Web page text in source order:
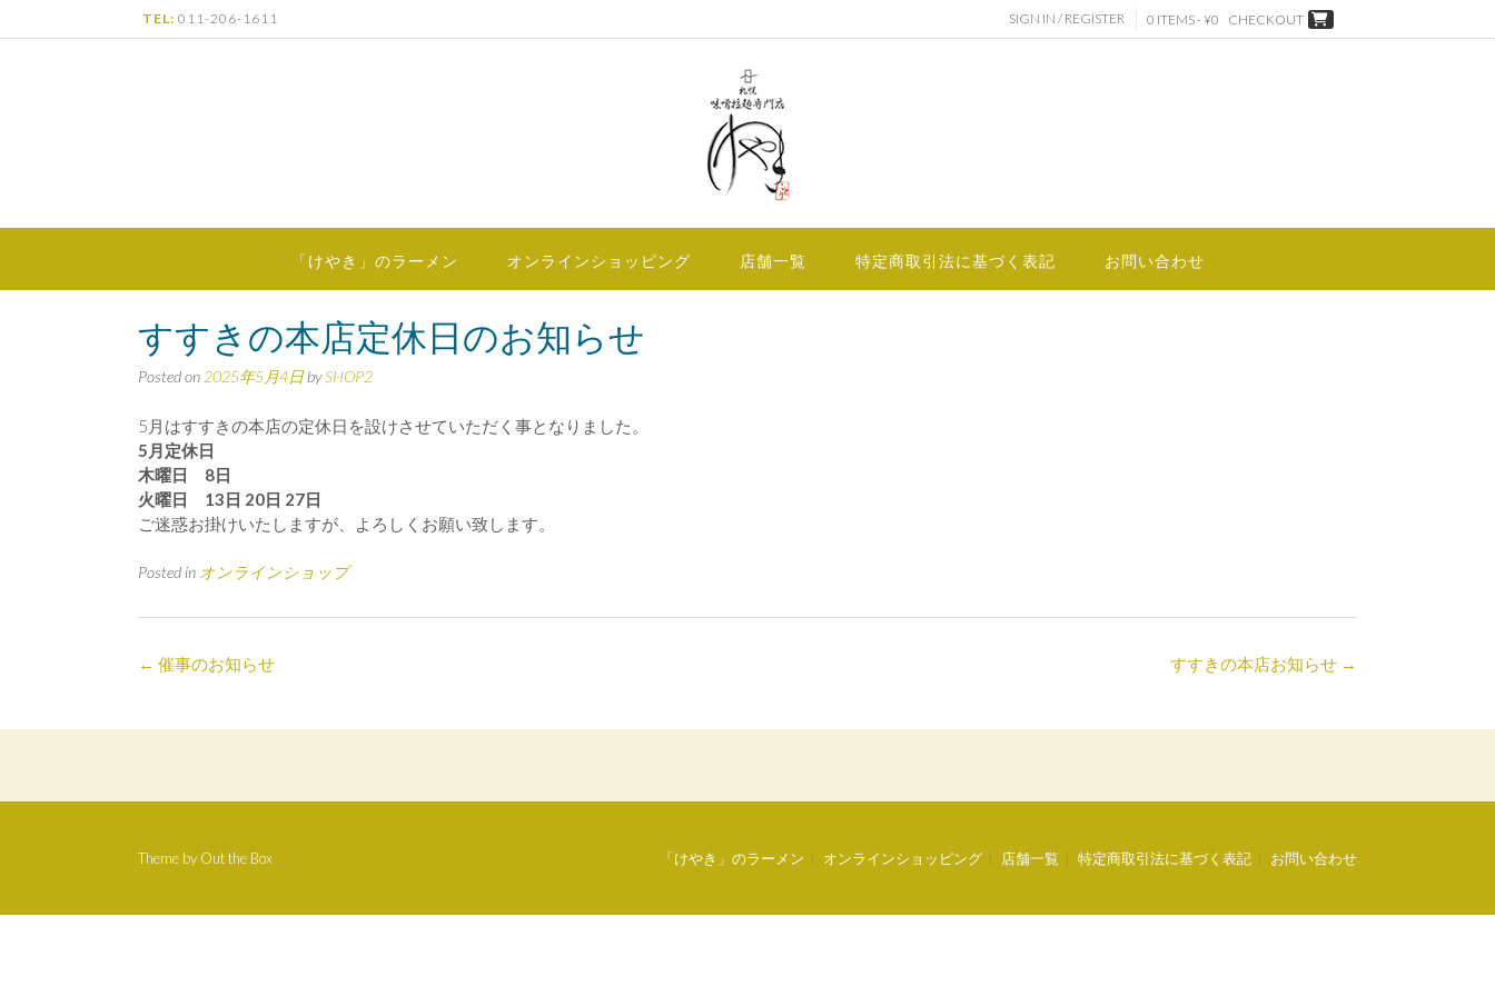
to
TEL: 011-206-1611 SIGN IN / REGISTER 0 ITEMS - ¥0 CHECKOUT
「けやき」のラーメン オンラインショッピング 店舗一覧 特定商取引法に基づく表記 お問い合わせ
すすきの本店定休日のお知らせ
Posted on 2025年5月4日bySHOP2
5月はすすきの本店の定休日を設けさせていただく事となりました。
5月定休日
木曜日 8日
火曜日 13日 20日 27日
ご迷惑お掛けいたしますが、よろしくお願い致します。
Posted in オンラインショップ
Post
すすきの本店お知らせ →
← 催事のお知らせ
Theme by Out the Box 「けやき」のラーメン オンラインショッピング 店舗一覧 特定商取引法に基づく表記 お問い合わせ